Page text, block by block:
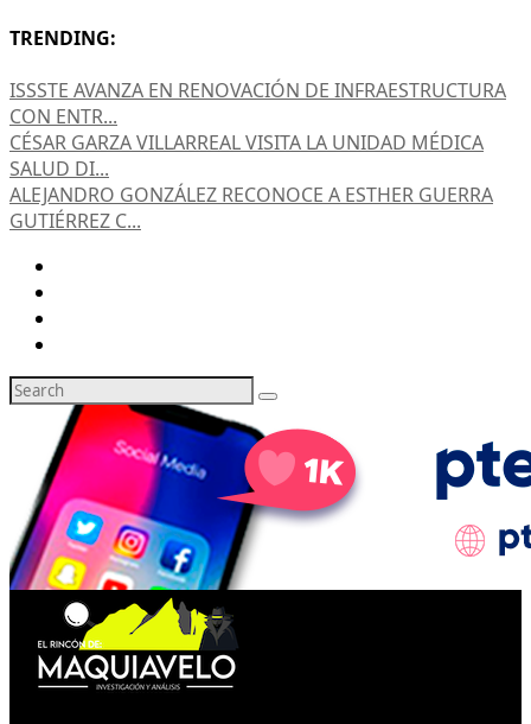
TRENDING:
ISSSTE AVANZA EN RENOVACIÓN DE INFRAESTRUCTURA
CON ENTR...
CÉSAR GARZA VILLARREAL VISITA LA UNIDAD MÉDICA
SALUD DI...
ALEJANDRO GONZÁLEZ RECONOCE A ESTHER GUERRA
GUTIÉRREZ C...